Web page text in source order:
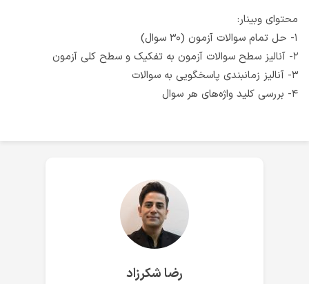
محتوای وبینار:
۱- حل تمام سوالات آزمون (۳۰ سوال)
۲- آنالیز سطح سوالات آزمون به تفکیک و سطح کلی آزمون
۳- آنالیز زمانبندی پاسخگویی به سوالات
۴- بررسی کلید واژه‌های هر سوال
رضا شکرزاد